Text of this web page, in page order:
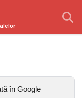
în Google